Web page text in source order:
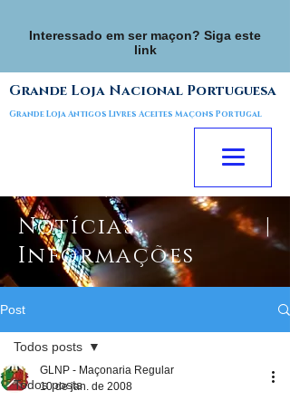
Interessado em ser maçon? Siga este
link
Grande Loja Nacional Portuguesa
Grande Loja Antigos Livres Aceites Maçons Portugal
Notícias |
Informações
Post
Todos posts
Todos posts
GLNP - Maçonaria Regular
10 de jan. de 2008